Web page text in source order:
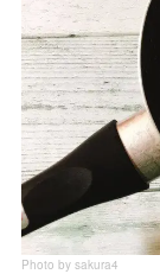
Photo by sakura4